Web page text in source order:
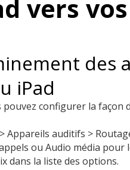
vers
des
iPad
configurer la
Appareils auditifs >
ou Audio média pour
dans la liste des options.